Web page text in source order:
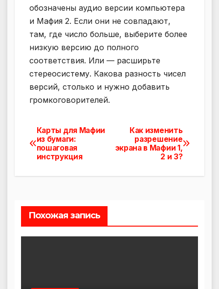
обозначены аудио версии компьютера
и Мафия 2. Если они не совпадают,
там, где число больше, выберите более
низкую версию до полного
соответствия. Или — расширьте
стереосистему. Какова разность чисел
версий, столько и нужно добавить
громкоговорителей.
Навигация
по
записям
Как изменить
разрешение
экрана в Мафии 1,
2 и 3?
Карты для Мафии
из бумаги:
пошаговая
инструкция
Похожая запись